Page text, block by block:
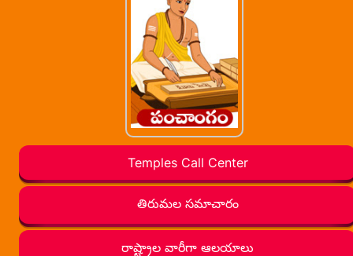
Temples Call Center
తిరుమల సమాచారం
రాష్ట్రాల వారీగా ఆలయాలు